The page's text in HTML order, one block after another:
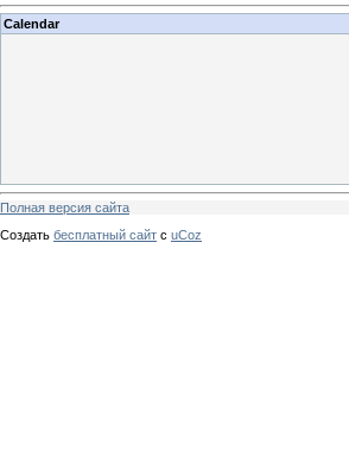
Calendar
Полная версия сайта
Создать бесплатный сайт с uCoz